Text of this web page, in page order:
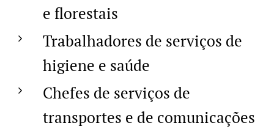
e florestais
Trabalhadores de serviços de
higiene e saúde
Chefes de serviços de
transportes e de comunicações